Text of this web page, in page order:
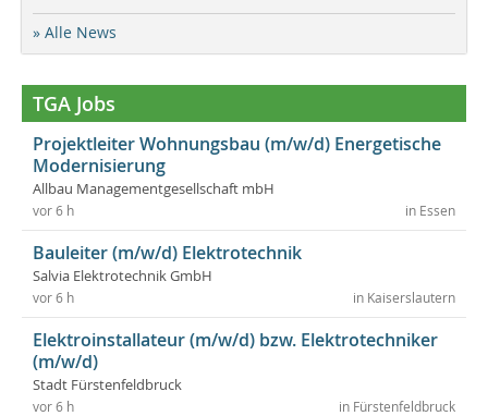
» Alle News
TGA Jobs
Projektleiter Wohnungsbau (m/w/d) Energetische
Modernisierung
Allbau Managementgesellschaft mbH
in Essen
vor 6 h
Bauleiter (m/w/d) Elektrotechnik
Salvia Elektrotechnik GmbH
in Kaiserslautern
vor 6 h
Elektroinstallateur (m/w/d) bzw. Elektrotechniker
(m/w/d)
Stadt Fürstenfeldbruck
in Fürstenfeldbruck
vor 6 h